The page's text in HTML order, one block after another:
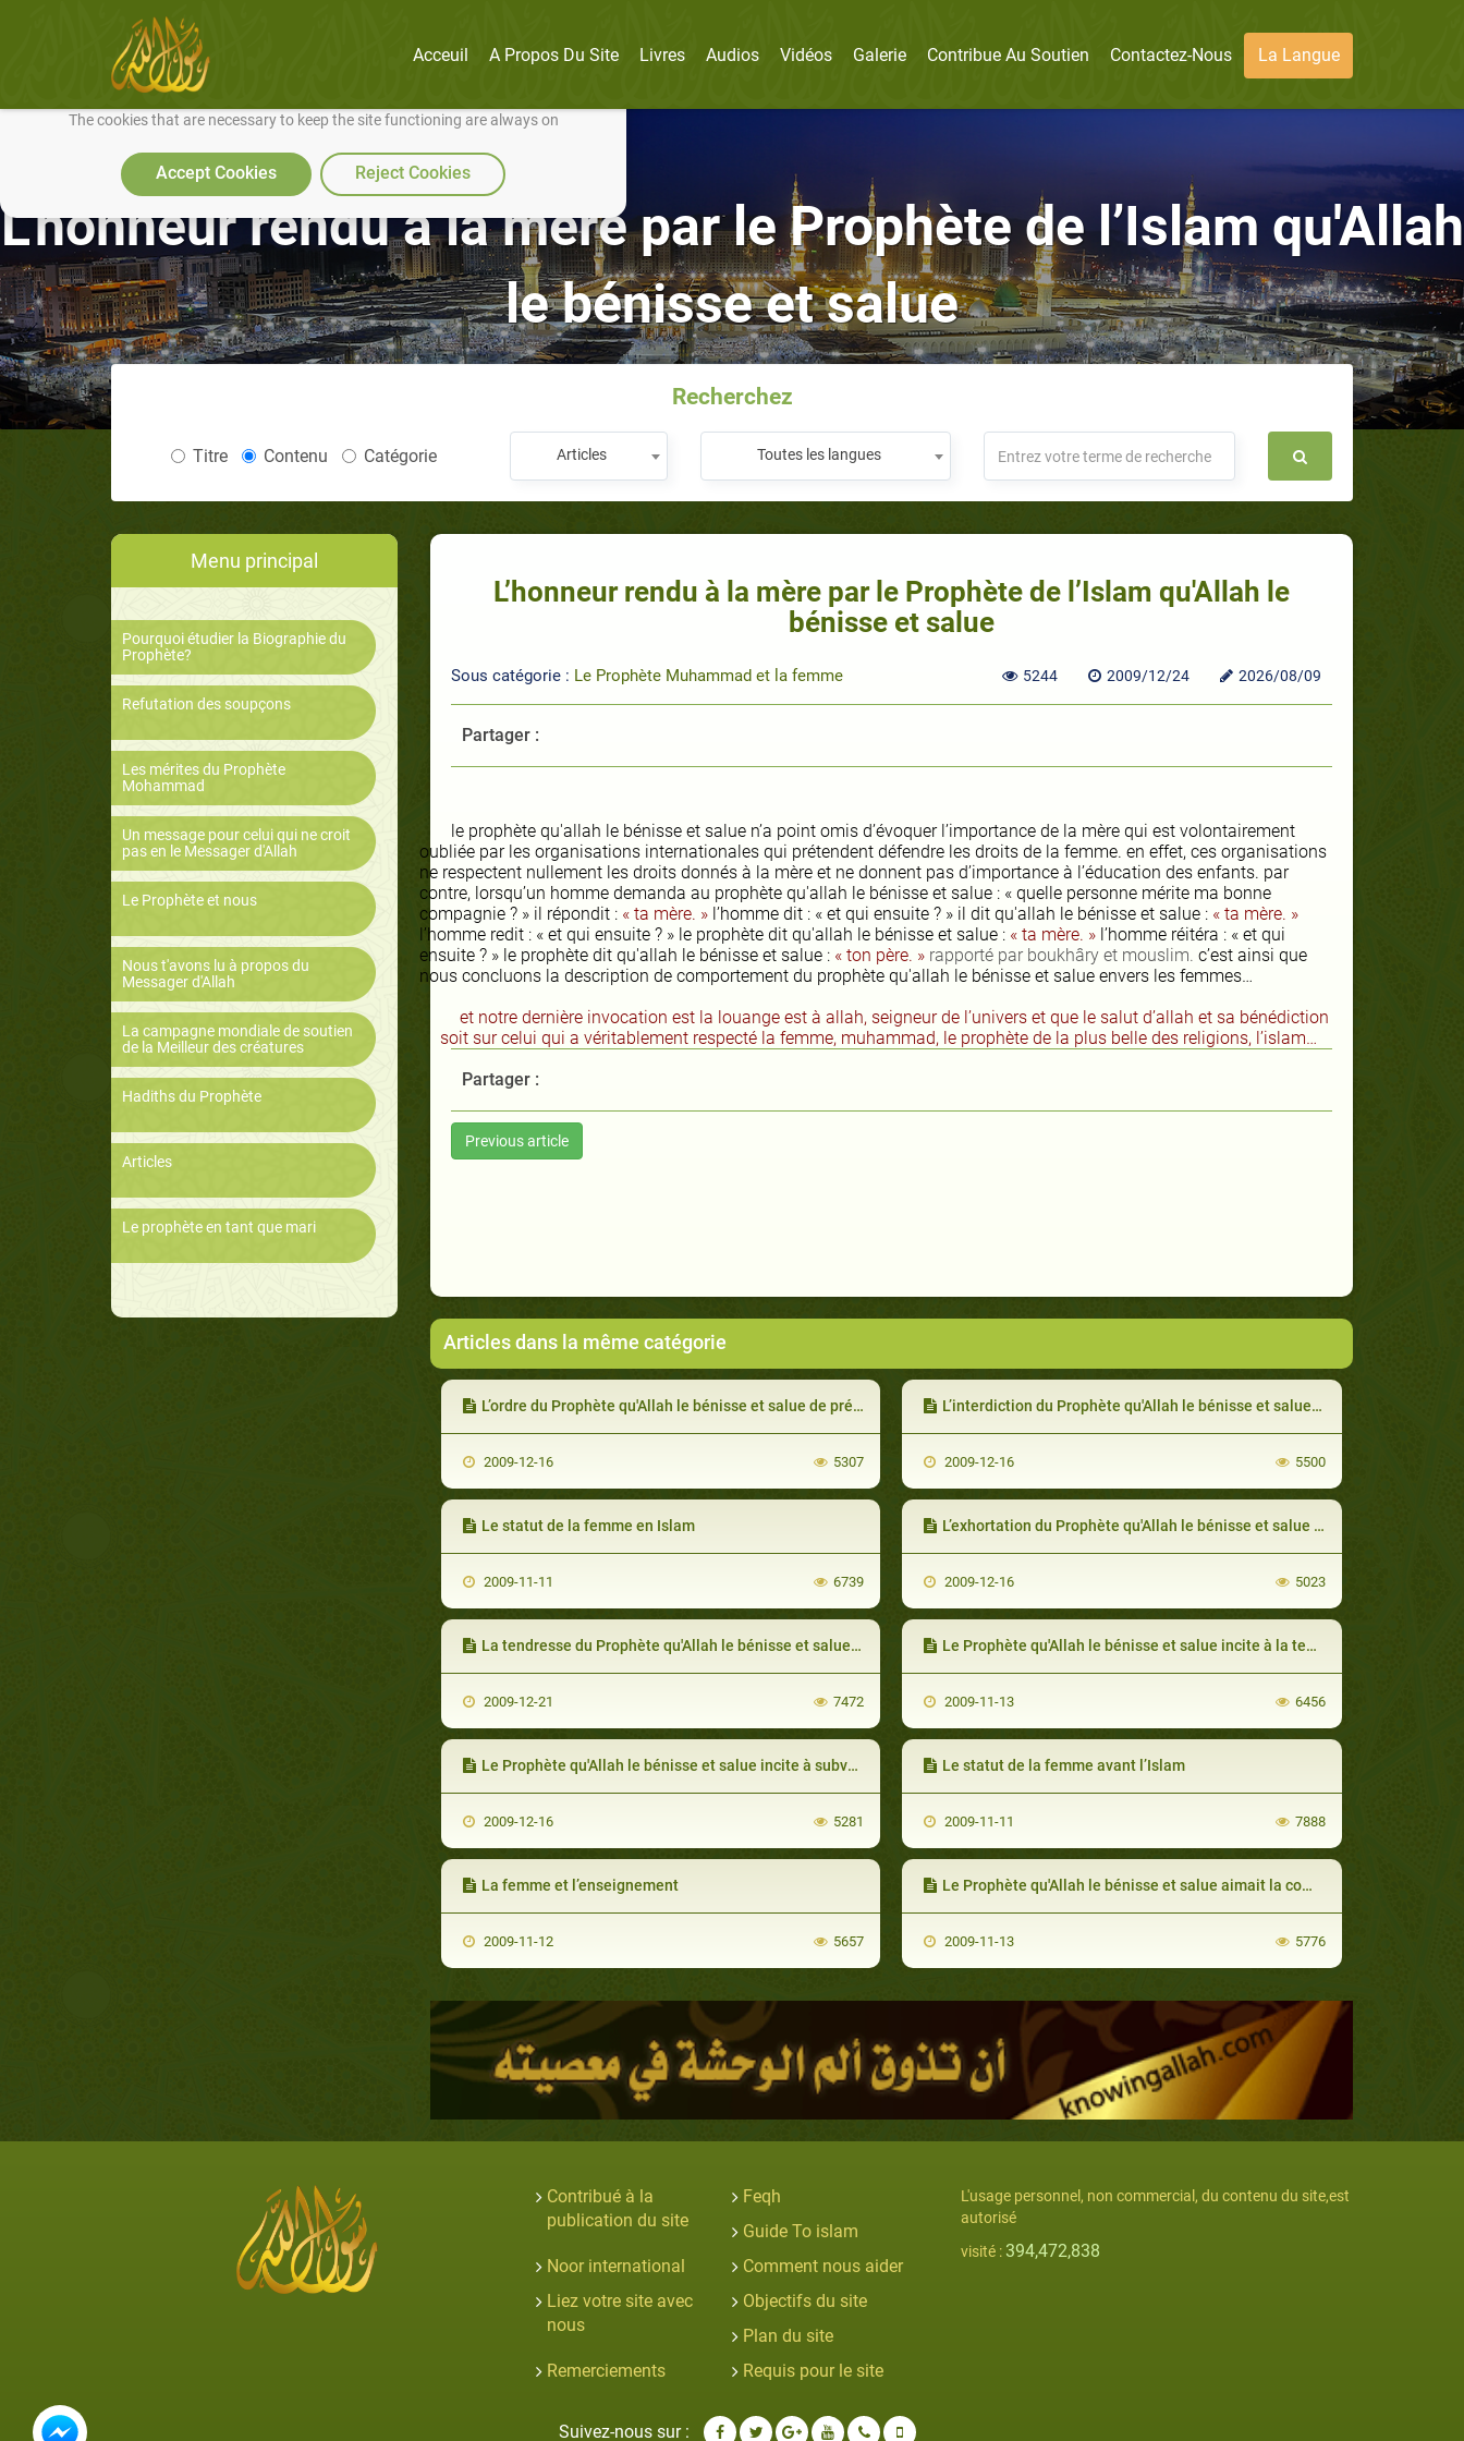
We use cookies to make our site work well for you and so we can continually improve it.
The cookies that are necessary to keep the site functioning are always on
Accept Cookies Reject Cookies
Acceuil A Propos Du Site Livres Audios Vidéos Galerie Contribue Au Soutien Contactez-Nous La Langue
L’honneur rendu à la mère par le Prophète de l’Islam qu'Allah
le bénisse et salue
Recherchez
Titre Contenu Catégorie Articles Toutes les langues
Menu principal
Pourquoi étudier la Biographie du
Prophète?
Refutation des soupçons
Les mérites du Prophète
Mohammad
Un message pour celui qui ne croit
pas en le Messager d'Allah
Le Prophète et nous
Nous t'avons lu à propos du
Messager d'Allah
La campagne mondiale de soutien
de la Meilleur des créatures
Hadiths du Prophète
Articles
Le prophète en tant que mari
L’honneur rendu à la mère par le Prophète de l’Islam qu'Allah le
bénisse et salue
Sous catégorie : Le Prophète Muhammad et la femme 5244 2009/12/24 2026/08/09
Partager :
le prophète qu'allah le bénisse et saluen’a point omis d’évoquer l’importance de la mère qui est volontairement
oubliée par les organisations internationales qui prétendent défendre les droits de la femme. en effet, ces organisations
ne respectent nullement les droits donnés à la mère et ne donnent pas d’importance à l’éducation des enfants. par
contre, lorsqu’un homme demanda au prophètequ'allah le bénisse et salue : « quelle personne mérite ma bonne
compagnie ? » il répondit : « ta mère. » l’homme dit : « et qui ensuite ? » il ditqu'allah le bénisse et salue : « ta mère. »
l’homme redit : « et qui ensuite ? » le prophète ditqu'allah le bénisse et salue : « ta mère. » l’homme réitéra : « et qui
ensuite ? » le prophète ditqu'allah le bénisse et salue : « ton père. » rapporté par boukhâry et mouslim. c’est ainsi que
nous concluons la description de comportement du prophètequ'allah le bénisse et salue envers les femmes…
et notre dernière invocation est la louange est à allah, seigneur de l’univers et que le salut d’allah et sa bénédiction
soit sur celui qui a véritablement respecté la femme, muhammad, le prophète de la plus belle des religions, l’islam…
Partager :
Previous article
Articles dans la même catégorie
L’ordre du Prophète qu'Allah le bénisse et salue de préserver l es secrets du couple
2009-12-16 5307
L’interdiction du Prophète qu'Allah le bénisse et salue d’avoir de mauvaises suspicions à l’égard de sa femme
2009-12-16 5500
Le statut de la femme en Islam
2009-11-11 6739
L’exhortation du Prophète qu'Allah le bénisse et salue au bon comportement envers son épouse
2009-12-16 5023
La tendresse du Prophète qu'Allah le bénisse et salue envers ses épouses Khadija et Aïcha
2009-12-21 7472
Le Prophète qu'Allah le bénisse et salue incite à la tendresse envers la femme
2009-11-13 6456
Le Prophète qu'Allah le bénisse et salue incite à subvenir aux besoins de la femme
2009-12-16 5281
Le statut de la femme avant l’Islam
2009-11-11 7888
La femme et l’enseignement
2009-11-12 5657
Le Prophète qu'Allah le bénisse et salue aimait la compagnie de son épouse
2009-11-13 5776
Contribué à la
publication du site
Feqh
Guide To islam
Noor international
Comment nous aider
Liez votre site avec
nous
Objectifs du site
Plan du site
Remerciements
Requis pour le site
L'usage personnel, non commercial, du contenu du site,est
autorisé
visité : 394,472,838
Suivez-nous sur :